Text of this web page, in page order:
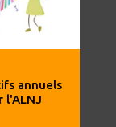
annuels
l'ALNJ